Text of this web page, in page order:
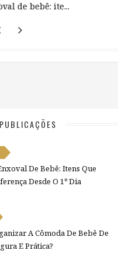
de bebê: ite...
De Bebê: Itens Que
Desde O 1º Dia
A Cômoda De Bebê De
E Prática?